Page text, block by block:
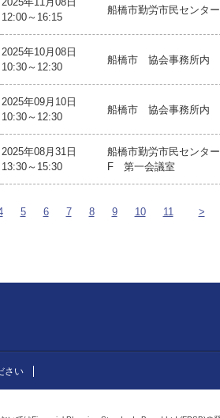
12:00～16:15
船橋市勤労市民センター
2025年10月08日
10:30～12:30
船橋市 協会事務所内
2025年09月10日
10:30～12:30
船橋市 協会事務所内
2025年08月31日
13:30～15:30
船橋市勤労市民センター
F 第一会議室
5 6 7 8 9 10 11 >
さい